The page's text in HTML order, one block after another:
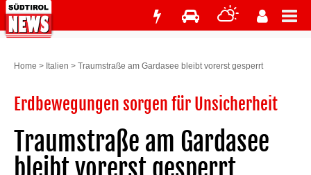
Home > Italien > Traumstraße am Gardasee bleibt vorerst gesperrt
Erdbewegungen sorgen für Unsicherheit
Traumstraße am Gardasee